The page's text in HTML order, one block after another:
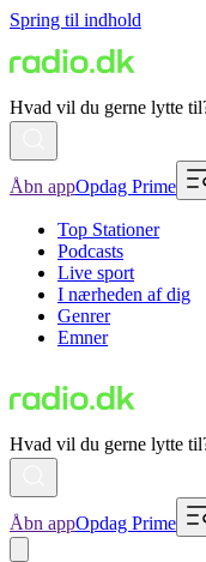
Spring til indhold
Hvad vil du gerne lytte
Åbn appOpdag Prime
Top Stationer
Podcasts
Live sport
I nærheden af dig
Genrer
Emner
Hvad vil du gerne lytte
Åbn appOpdag Prime